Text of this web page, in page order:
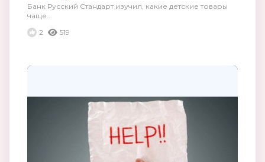
Банк Русский Стандарт изучил, какие детские товары
чаще...
2
519